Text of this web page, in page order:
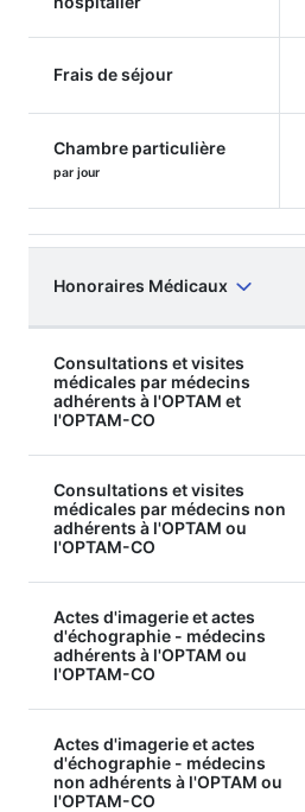
Frais de séjour
Chambre particulière
par jour
Honoraires Médicaux
Consultations et visites
médicales par médecins
adhérents à l'OPTAM et
l'OPTAM-CO
Consultations et visites
médicales par médecins non
adhérents à l'OPTAM ou
l'OPTAM-CO
Actes d'imagerie et actes
d'échographie - médecins
adhérents à l'OPTAM ou
l'OPTAM-CO
Actes d'imagerie et actes
d'échographie - médecins
non adhérents à l'OPTAM ou
l'OPTAM-CO